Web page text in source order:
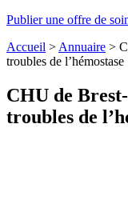
Publier une offre de
Accueil > Annuaire >
troubles de l’hémostase
CHU de
troubles de